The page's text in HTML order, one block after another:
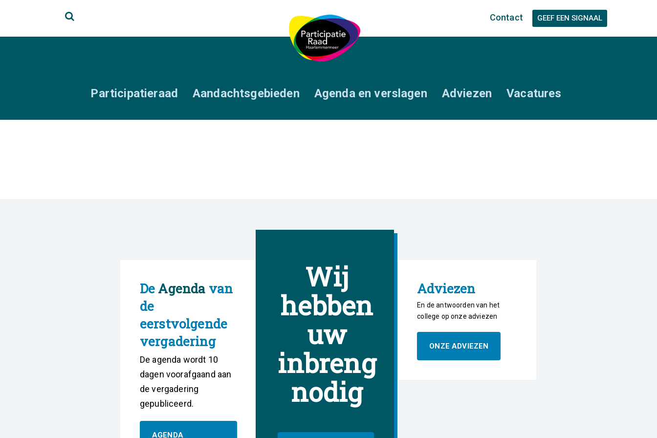
Contact
Participatieraad Aandachtsgebieden Agenda en verslagen Adviezen Vacatures
De Agenda van
de
eerstvolgende
vergadering
De agenda wordt 10
dagen voorafgaand aan
de vergadering
gepubliceerd.
AGENDA
Wij
hebben
uw
inbreng
nodig
Adviezen
En de antwoorden van het
college op onze adviezen
ONZE ADVIEZEN